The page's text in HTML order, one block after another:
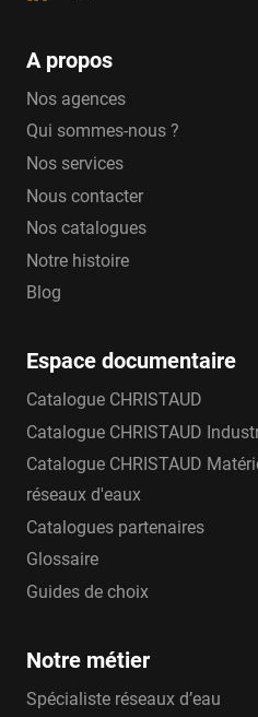
A propos
Nos agences
Qui sommes-nous ?
Nos services
Nous contacter
Nos catalogues
Notre histoire
Blog
Espace documentaire
Catalogue CHRISTAUD
Catalogue CHRISTAUD
Catalogue CHRISTAUD
réseaux d'eaux
Catalogues partenaires
Glossaire
Guides de choix
Notre métier
Spécialiste réseaux d’eau